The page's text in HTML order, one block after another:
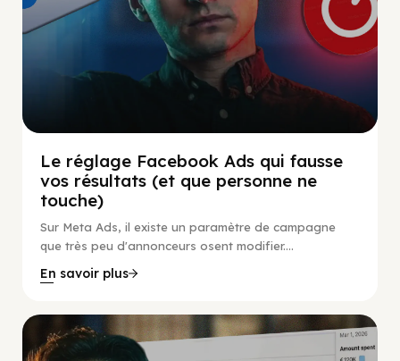
Le réglage Facebook Ads qui fausse
vos résultats (et que personne ne
touche)
Sur Meta Ads, il existe un paramètre de campagne
que très peu d'annonceurs osent modifier....
En savoir plus